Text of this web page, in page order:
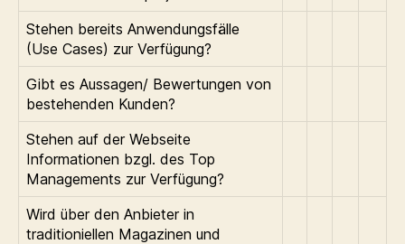
Stehen bereits Anwendungsfälle
(Use Cases) zur Verfügung?
Gibt es Aussagen/ Bewertungen von
bestehenden Kunden?
Stehen auf der Webseite
Informationen bzgl. des Top
Managements zur Verfügung?
Wird über den Anbieter in
traditioniellen Magazinen und